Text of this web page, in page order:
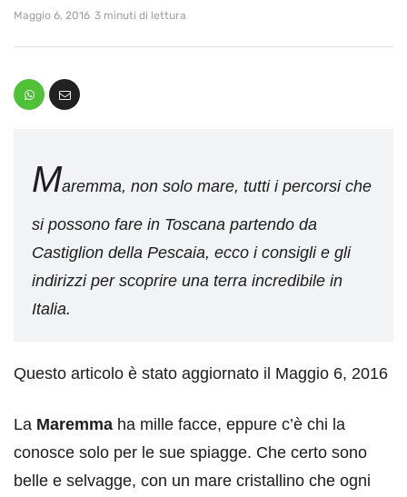
Maggio 6, 2016 3 minuti di lettura
Maremma, non solo mare, tutti i percorsi che
si possono fare in Toscana partendo da
Castiglion della Pescaia, ecco i consigli e gli
indirizzi per scoprire una terra incredibile in
Italia.
Questo articolo è stato aggiornato il Maggio 6, 2016
La Maremma ha mille facce, eppure c’è chi la
conosce solo per le sue spiagge. Che certo sono
belle e selvagge, con un mare cristallino che ogni